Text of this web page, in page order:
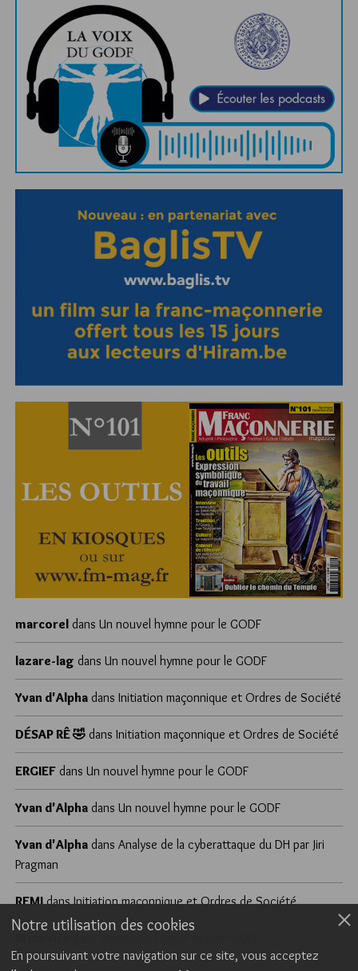
marcorel dans Un nouvel hymne pour le GODF
lazare-lag dans Un nouvel hymne pour le GODF
Yvan d'Alpha dans Initiation maçonnique et Ordres de Société
DÉSAP RÊ 🤣 dans Initiation maçonnique et Ordres de Société
ERGIEF dans Un nouvel hymne pour le GODF
Yvan d'Alpha dans Un nouvel hymne pour le GODF
Yvan d'Alpha dans Analyse de la cyberattaque du DH par Jiri
Pragman
REMIdansInitiation maçonnique et Ordres de Société
Notre utilisation des cookies
En poursuivant votre navigation sur ce site, vous acceptez